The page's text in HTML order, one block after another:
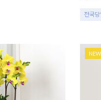
전국
NEW